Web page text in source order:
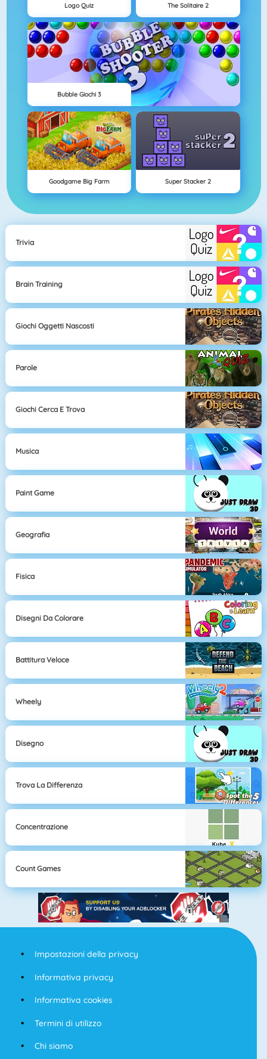
Logo Quiz The Solitaire 2
Bubble Giochi 3
Goodgame Big Farm Super Stacker 2
Trivia
Brain Training
Giochi Oggetti Nascosti
Parole
Giochi Cerca E Trova
Musica
Paint Game
Geografia
Fisica
Disegni Da Colorare
Battitura Veloce
Wheely
Disegno
Trova La Differenza
Concentrazione
Count Games
Impostazioni della privacy
Informativa privacy
Informativa cookies
Termini di utilizzo
Chi siamo